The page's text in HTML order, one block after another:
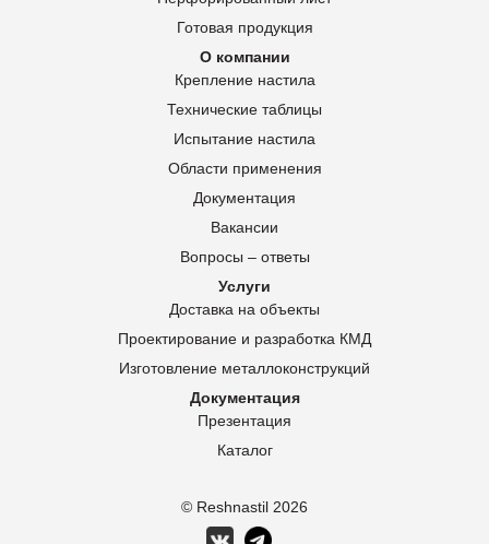
© Reshnastil 2026
Готовая продукция
О компании
Крепление настила
Технические таблицы
Испытание настила
Области применения
Документация
Вакансии
Вопросы – ответы
Услуги
Доставка на объекты
Проектирование и разработка КМД
Изготовление металлоконструкций
Документация
Презентация
Каталог